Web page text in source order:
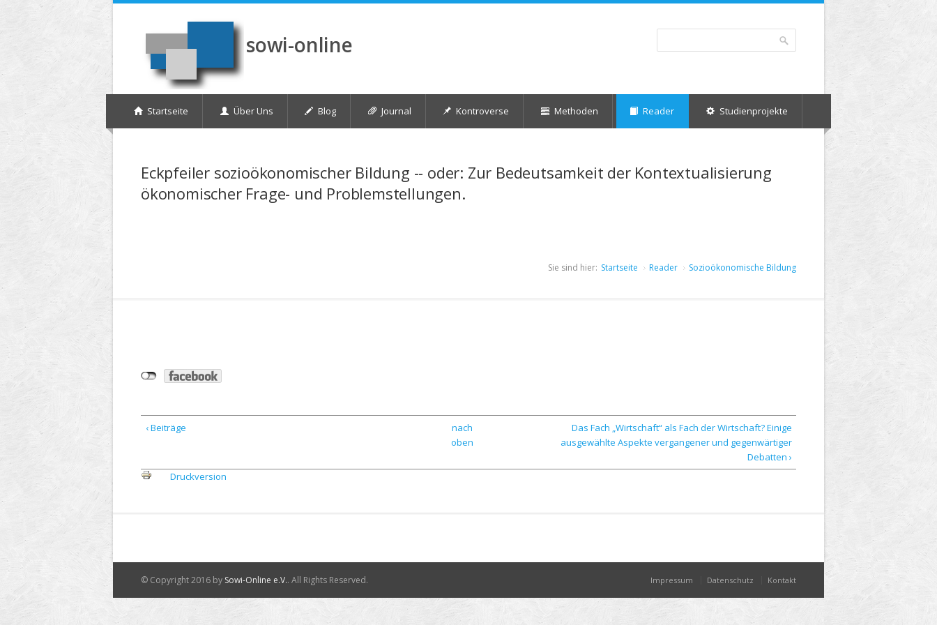
Direkt zum Inhalt
sowi-online Suchformular
Startseite Über Uns Blog Journal Kontroverse Methoden Reader Studienprojekte
Eckpfeiler sozioökonomischer Bildung -- oder: Zur Bedeutsamkeit der Kontextualisierung
ökonomischer Frage- und Problemstellungen.
Sie sind hier: Startseite Reader Sozioökonomische Bildung
‹ Beiträge
nach
oben
Das Fach „Wirtschaft“ als Fach der Wirtschaft? Einige
ausgewählte Aspekte vergangener und gegenwärtiger
Debatten ›
Druckversion
© Copyright 2016 by Sowi-Online e.V.. All Rights Reserved. Impressum Datenschutz Kontakt